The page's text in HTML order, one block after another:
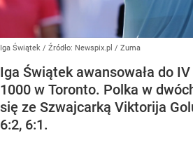
Iga Świątek / Źródło: Newspix.pl / Zuma
Iga Świątek awansowała do
1000 w Toronto. Polka w
się ze Szwajcarką Viktorija
6:2, 6:1.